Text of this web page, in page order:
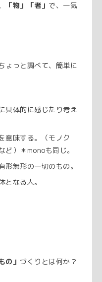
「物」「者」 で、一気
ょっと調べて、簡単に
具体的に感じたり考え
意味する。（モノク
ど）＊monoも同じ。
形無形の一切のもの。
となる人。
の」 づくりとは何か？